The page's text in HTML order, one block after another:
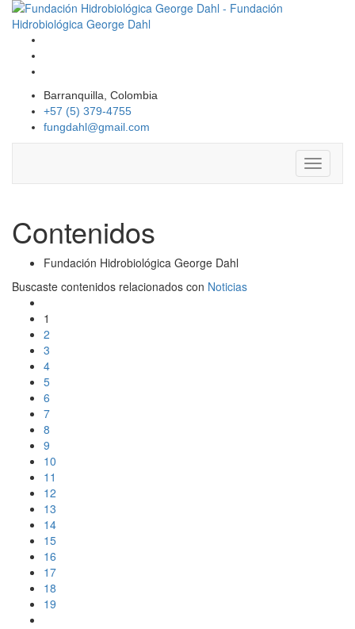
Barranquilla, Colombia
+57 (5) 379-4755
fungdahl@gmail.com
Toggle
Contenidos
Fundación Hidrobiológica George Dahl
Buscaste contenidos relacionados con Noticias
1
2
3
4
5
6
7
8
9
10
11
12
13
14
15
16
17
18
19